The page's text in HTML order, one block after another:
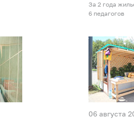
За 2 года
6 педагогов
06 августа